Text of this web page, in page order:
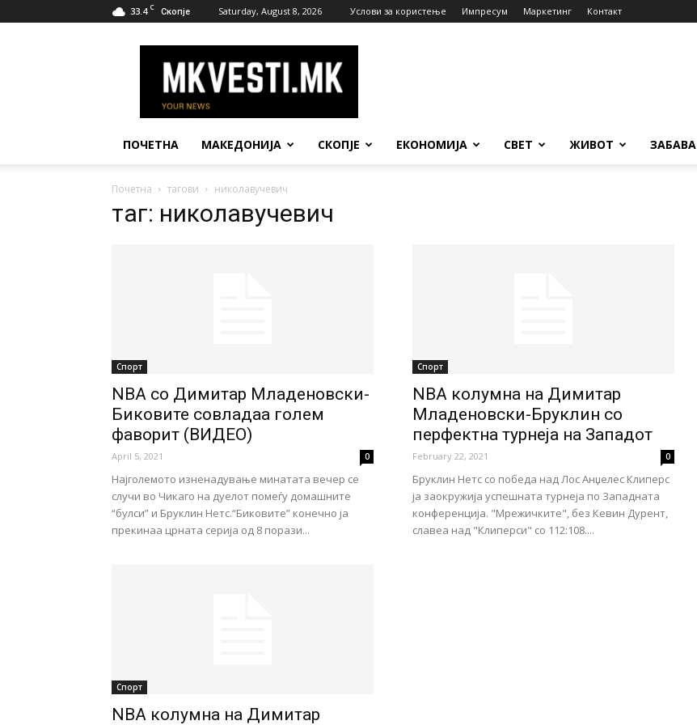
33.4 C Скопје Saturday, August 8, 2026 Услови за користење Импресум Маркетинг Контакт
Вести
ПОЧЕТНА МАКЕДОНИЈА СКОПЈЕ ЕКОНОМИЈА СВЕТ ЖИВОТ ЗАБАВА
Почетна тагови николавучевич
таг: николавучевич
Спорт
NBA со Димитар Младеновски-
Биковите совладаа голем
фаворит (ВИДЕО)
April 5, 2021 0
Најголемото изненадување минатата вечер се
случи во Чикаго на дуелот помеѓу домашните
“булси” и Бруклин Нетс.“Биковите” конечно ја
прекинаа црната серија од 8 порази...
Спорт
NBA колумна на Димитар
Младеновски-Бруклин со
перфектна турнеја на Западот
February 22, 2021 0
Бруклин Нетс со победа над Лос Анџелес Клиперс
ја заокружија успешната турнеја по Западната
конференција. "Мрежичките", без Кевин Дурент,
славеа над "Клиперси" со 112:108....
Спорт
NBA колумна на Димитар